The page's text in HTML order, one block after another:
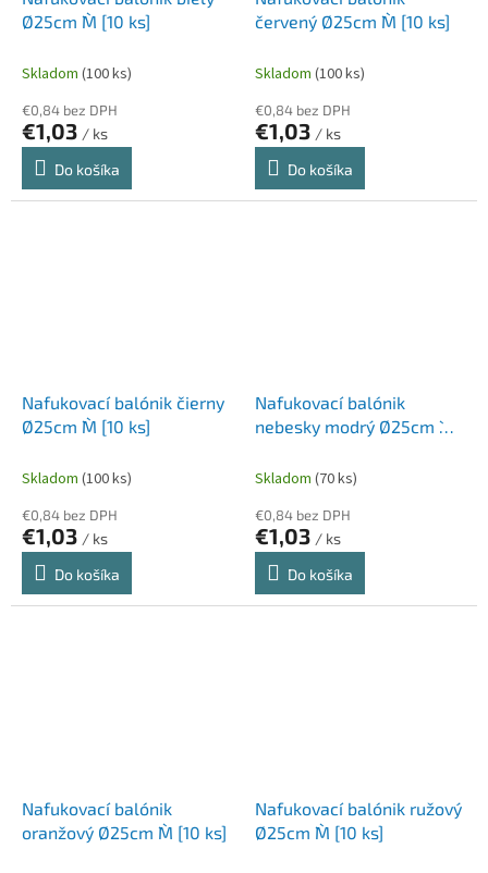
Ø25cm `M` [10 ks]
Skladom (100 ks)
€0,84 bez DPH
€1,03 / ks
Do košíka
červený Ø25cm `M` [10 ks]
Skladom (100 ks)
€0,84 bez DPH
€1,03 / ks
Do košíka
Nafukovací balónik čierny
Ø25cm `M` [10 ks]
Skladom (100 ks)
€0,84 bez DPH
€1,03 / ks
Do košíka
Nafukovací balónik
nebesky modrý Ø25cm `M`
Skladom (70 ks)
€0,84 bez DPH
€1,03 / ks
Do košíka
Nafukovací balónik
oranžový Ø25cm `M` [10 ks]
Nafukovací balónik ružový
Ø25cm `M` [10 ks]